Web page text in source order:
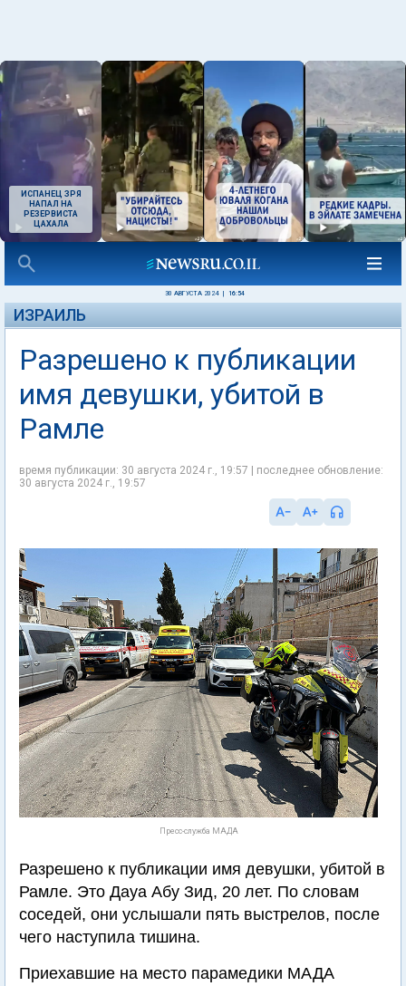
ИСПАНЕЦ ЗРЯ
НАПАЛ НА
РЕЗЕРВИСТА
ЦАХАЛА
30 АВГУСТА 2024 16:54
ИЗРАИЛЬ
Разрешено к публикации
имя девушки, убитой в
Рамле
время публикации: 30 августа 2024 г., 19:57 | последнее обновление:
30 августа 2024 г., 19:57
Пресс-служба МАДА
Разрешено к публикации имя девушки, убитой в
Рамле. Это Дауа Абу Зид, 20 лет. По словам
соседей, они услышали пять выстрелов, после
чего наступила тишина.
Приехавшие на место парамедики МАДА